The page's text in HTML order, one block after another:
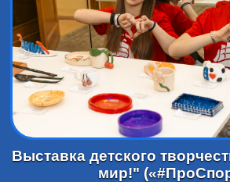
Выставка детского
мир!"